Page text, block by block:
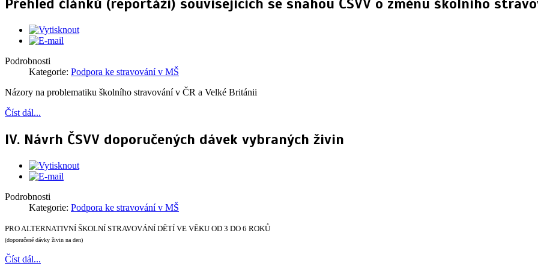
Přehled článků (reportáží) souvisejících se snahou ČSVV o změnu školního
Podrobnosti
Kategorie: Podpora ke stravování v MŠ
Názory na problematiku školního stravování v ČR a Velké Británii
Číst dál...
IV. Návrh ČSVV doporučených dávek vybraných živin
Podrobnosti
Kategorie: Podpora ke stravování v MŠ
PRO ALTERNATIVNÍ ŠKOLNÍ STRAVOVÁNÍ DĚTÍ VE VĚKU OD 3 DO 6 ROKŮ
(doporučené dávky živin na den)
Číst dál...